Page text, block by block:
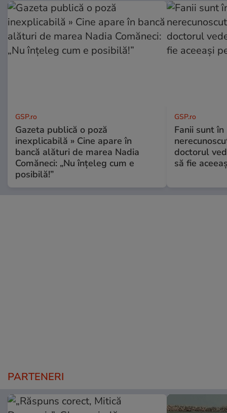
GSP.ro
Gazeta publică o poză
inexplicabilă » Cine apare în
bancă alături de marea Nadia
Comăneci: „Nu înțeleg cum e
posibilă!”
GSP.ro
Fanii sunt în
doctorul
să fie
PARTENERI